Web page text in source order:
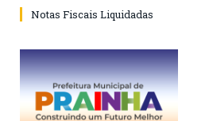
Notas Fiscais Liquidadas